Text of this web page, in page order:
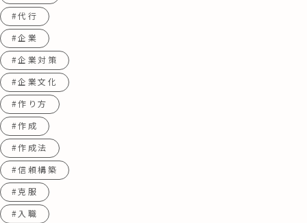
#代行
#企業
#企業対策
#企業文化
#作り方
#作成
#作成法
#信頼構築
#克服
#入職